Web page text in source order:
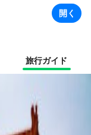
開く
旅行ガイド